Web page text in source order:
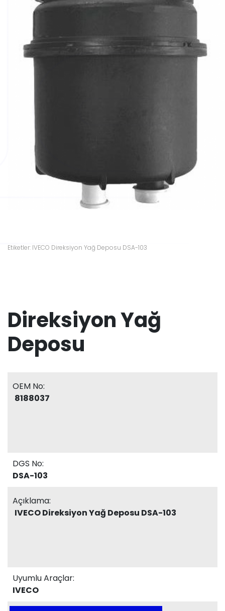
Etiketler: IVECO Direksiyon Yağ Deposu DSA-103
Direksiyon Yağ
Deposu
OEM No:
8188037
DGS No:
DSA-103
Açıklama:
IVECO Direksiyon Yağ Deposu DSA-103
Uyumlu Araçlar:
IVECO